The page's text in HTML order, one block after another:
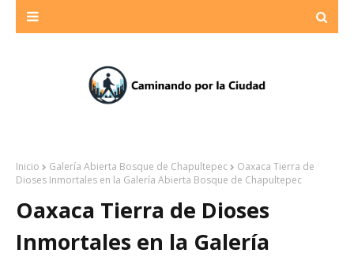
Inicio Galería Abierta Bosque de Chapultepec
Oaxaca Tierra de
Dioses Inmortales en la Galería Abierta Bosque de Chapultepec
Oaxaca Tierra de Dioses
Inmortales en la Galería